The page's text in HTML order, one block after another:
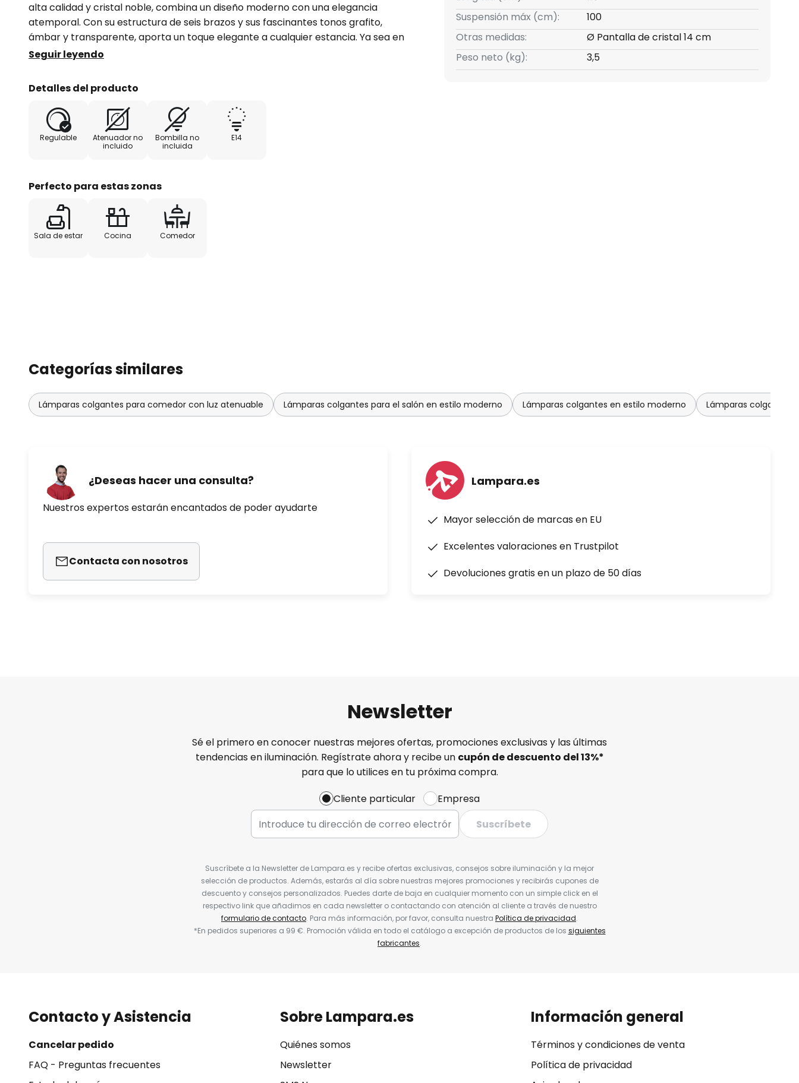
alta calidad y cristal noble, combina un diseño moderno con una elegancia
atemporal. Con su estructura de seis brazos y sus fascinantes tonos grafito,
ámbar y transparente, aporta un toque elegante a cualquier estancia. Ya sea en
el salón, la cocina o el comedor, la lámpara colgante Glassy crea un ambiente
Cabe destacar la posibilidad de personalizar la iluminación: la lámpara es
atenuable mediante un atenuador externo, lo que permite ajustar la intensidad de
la luz de forma flexible. Fabricada en Europa, la lámpara colgante no solo
convence por su aspecto estético, sino también por su acabado de alta calidad.
Seguir leyendo
Detalles del producto
Regulable
Atenuador no
incluido
Bombilla no
incluida
E14
Perfecto para estas zonas
Sala de estar Cocina Comedor
Suspensión máx (cm):
100
Otras medidas:
Ø Pantalla de cristal 14 cm
Peso neto (kg):
3,5
Categorías similares
Lámparas colgantes para comedor con luz atenuable Lámparas colgantes para el salón en estilo moderno Lámparas colgantes en estilo moderno Lámparas colgantes
¿Deseas hacer una consulta?
Nuestros expertos estarán encantados de poder ayudarte
Contacta con nosotros
Lampara.es
Mayor selección de marcas en EU
Excelentes valoraciones en Trustpilot
Devoluciones gratis en un plazo de 50 días
Newsletter
Sé el primero en conocer nuestras mejores ofertas, promociones exclusivas y las últimas
tendencias en iluminación. Regístrate ahora y recibe un cupón de descuento del13%*
para que lo utilices en tu próxima compra.
Cliente particular
Empresa
Suscríbete
Suscríbete a la Newsletter de Lampara.es y recibe ofertas exclusivas, consejos sobre iluminación y la mejor
selección de productos. Además, estarás al día sobre nuestras mejores promociones y recibirás cupones de
descuento y consejos personalizados. Puedes darte de baja en cualquier momento con un simple click en el
respectivo link que añadimos en cada newsletter o contactando con atención al cliente a través de nuestro
formulario de contacto. Para más información, por favor, consulta nuestra Política de privacidad.
*En pedidos superiores a 99 €. Promoción válida en todo el catálogo a excepción de productos de los siguientes
fabricantes.
Contacto y Asistencia
Cancelar pedido
FAQ - Preguntas frecuentes
Sobre Lampara.es
Quiénes somos
Newsletter
Información general
Términos y condiciones de venta
Política de privacidad